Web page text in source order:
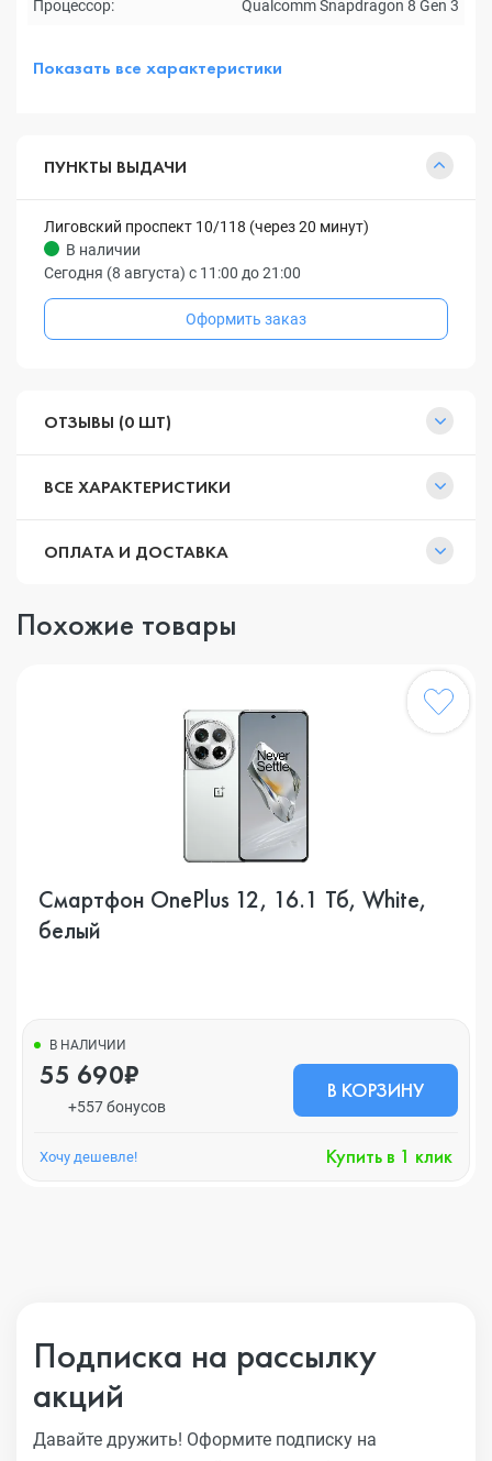
Процессор: Qualcomm Snapdragon 8 Gen 3
Показать все характеристики
ПУНКТЫ ВЫДАЧИ
Лиговский проспект 10/118 (через 20 минут)
В наличии
Сегодня (8 августа) с 11:00 до 21:00
Оформить заказ
ОТЗЫВЫ (0 ШТ)
ВСЕ ХАРАКТЕРИСТИКИ
ОПЛАТА И ДОСТАВКА
Похожие товары
Смартфон OnePlus 12, 16.1 Тб, White,
белый
В НАЛИЧИИ
55 690₽
+557 бонусов
В КОРЗИНУ
Хочу дешевле! Купить в 1 клик
Подписка на рассылку
акций
Давайте дружить! Оформите подписку на